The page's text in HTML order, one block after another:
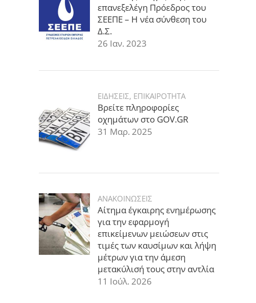
επανεξελέγη Πρόεδρος του
ΣΕΕΠΕ – Η νέα σύνθεση του
Δ.Σ.
26 Ιαν. 2023
ΕΙΔΗΣΕΙΣ, ΕΠΙΚΑΙΡΟΤΗΤΑ
Βρείτε πληροφορίες
οχημάτων στο GOV.GR
31 Μαρ. 2025
ΑΝΑΚΟΙΝΩΣΕΙΣ
Αίτημα έγκαιρης ενημέρωσης
για την εφαρμογή
επικείμενων μειώσεων στις
τιμές των καυσίμων και λήψη
μέτρων για την άμεση
μετακύλισή τους στην αντλία
11 Ιούλ. 2026